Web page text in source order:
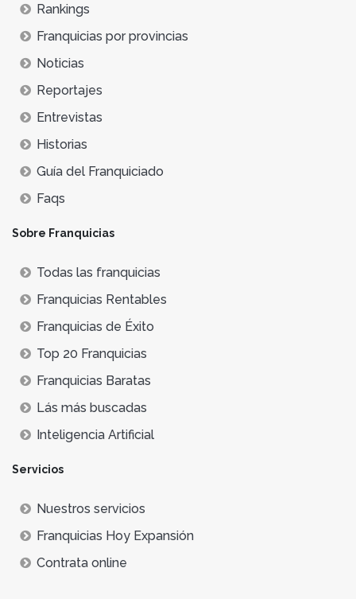
Rankings
Franquicias por provincias
Noticias
Reportajes
Entrevistas
Historias
Guía del Franquiciado
Faqs
Sobre Franquicias
Todas las franquicias
Franquicias Rentables
Franquicias de Éxito
Top 20 Franquicias
Franquicias Baratas
Lás más buscadas
Inteligencia Artificial
Servicios
Nuestros servicios
Franquicias Hoy Expansión
Contrata online